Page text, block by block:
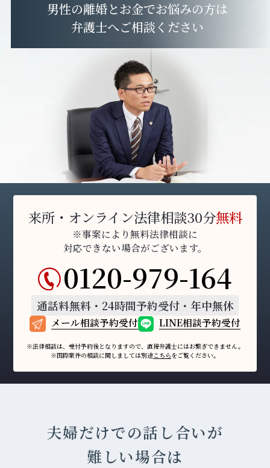
男性の離婚とお金でお悩みの方は
弁護士へご相談ください
来所・オンライン法律相談30分無料
※事案により無料法律相談に
対応できない場合がございます。
0120-979-164
通話料無料・24時間予約受付・年中無休
メール相談予約受付 LINE相談予約受付
※法律相談は、受付予約後となりますので、 直接弁護士にはお繋ぎできません。
※国際案件の相談に関しましては別途こちらをご覧ください。
夫婦だけでの話し合いが
難しい場合は